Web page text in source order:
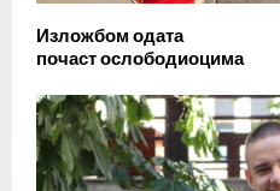
Изложбом одата
почаст ослободиоцима